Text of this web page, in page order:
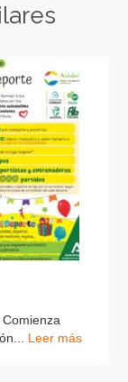
Leer más